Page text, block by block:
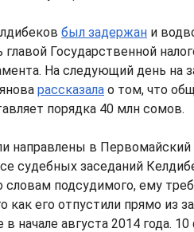
был задержан и
Государственной
На следующий день на
рассказала о том, что
порядка 40 млн сомов.
направлены в
судебных заседаний
подсудимого, ему
его отпустили прямо из
начале августа 2014 года. 10